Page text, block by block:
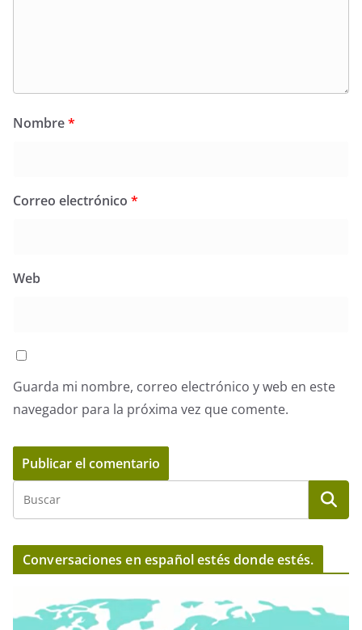
Nombre*
Correo electrónico *
Web
Guarda mi nombre, correo electrónico y web en este
navegador para la próxima vez que comente.
Conversaciones en español estés donde estés.
e